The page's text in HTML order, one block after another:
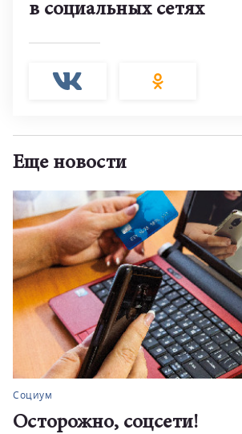
в социальных сетях
Еще новости
Социум
Осторожно, соцсети!